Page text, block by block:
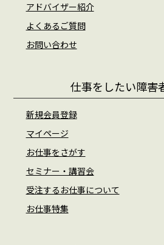
アドバイザー紹介
よくあるご質問
お問い合わせ
仕事をしたい障害
新規会員登録
マイページ
お仕事をさがす
セミナー・講習会
受注するお仕事について
お仕事特集